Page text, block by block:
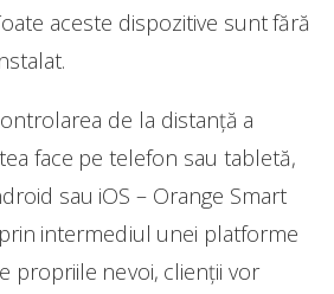
aceste dispozitive sunt fără
de la distanță a
face pe telefon sau tabletă,
sau iOS – Orange Smart
intermediul unei platforme
propriile nevoi, clienții vor